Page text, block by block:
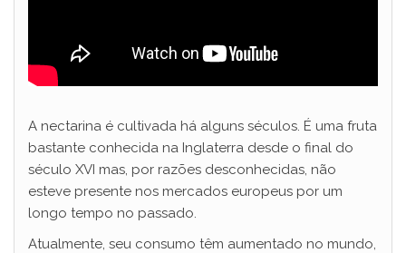
A nectarina é cultivada há alguns séculos. É uma fruta
bastante conhecida na Inglaterra desde o final do
século XVI mas, por razões desconhecidas, não
esteve presente nos mercados europeus por um
longo tempo no passado.
Atualmente, seu consumo têm aumentado no mundo,